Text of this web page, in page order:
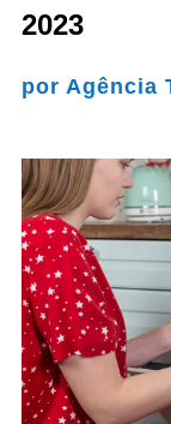
2023
por Agência